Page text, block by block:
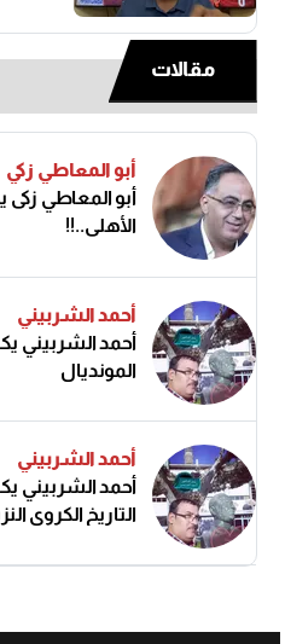
مقالات
أبو المعاطي زكي
أبو المعاطي زكى
الأهلى..!!
أحمد الشربيني
أحمد الشربيني
المونديال
أحمد الشربيني
أحمد الشربيني
التاريخ الكروي